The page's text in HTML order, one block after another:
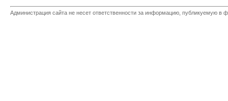
Администрация сайта не несет ответственности за информацию, публикуемую